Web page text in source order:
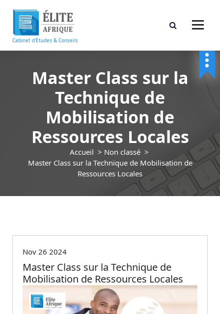
r
Cabinet d'Etudes & Conseils
Master Class sur la
Technique de
Mobilisation de
Ressources Locales
Accueil > Non classé>
Master Class sur la Technique de Mobilisation de
Ressources Locales
Nov 26 2024
Master Class sur la Technique de
Mobilisation de Ressources Locales